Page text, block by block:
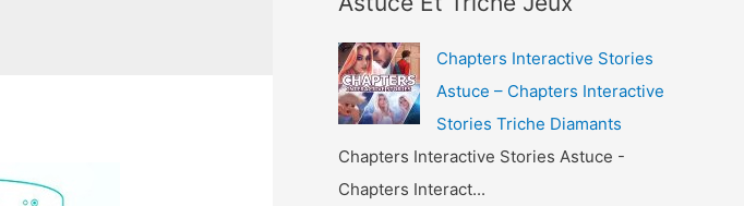
h
f
o
r
:
Chapters Interactive Stories
Astuce – Chapters Interactive
Stories Triche Diamants
Chapters Interactive Stories Astuce -
Chapters Interact...